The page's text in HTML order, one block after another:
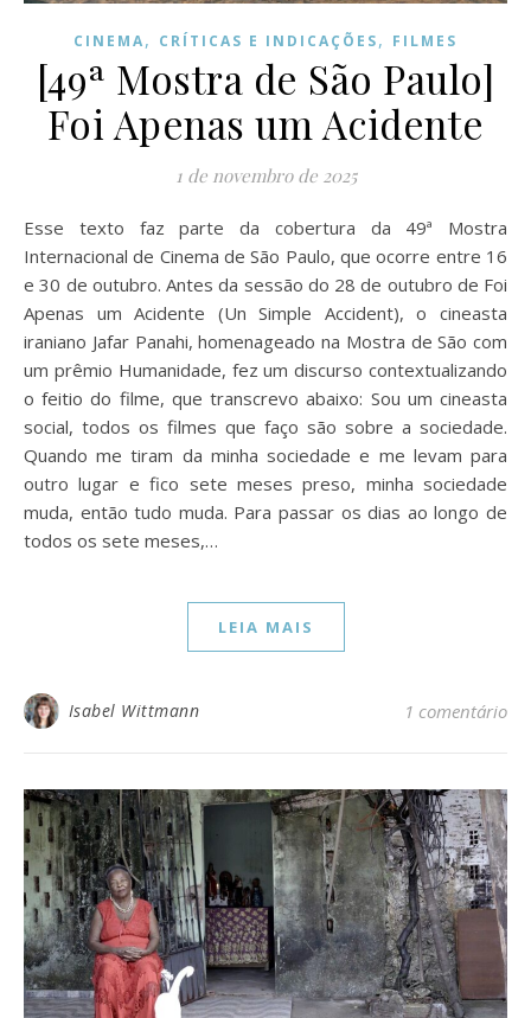
CINEMA, CRÍTICAS E INDICAÇÕES, FILMES
[49ª Mostra de São Paulo]
Foi Apenas um Acidente
1 de novembro de 2025
Esse texto faz parte da cobertura da 49ª Mostra
Internacional de Cinema de São Paulo, que ocorre entre 16
e 30 de outubro. Antes da sessão do 28 de outubro de Foi
Apenas um Acidente (Un Simple Accident), o cineasta
iraniano Jafar Panahi, homenageado na Mostra de São com
um prêmio Humanidade, fez um discurso contextualizando
o feitio do filme, que transcrevo abaixo: Sou um cineasta
social, todos os filmes que faço são sobre a sociedade.
Quando me tiram da minha sociedade e me levam para
outro lugar e fico sete meses preso, minha sociedade
muda, então tudo muda. Para passar os dias ao longo de
todos os sete meses,…
LEIA MAIS
Isabel Wittmann 1 comentário